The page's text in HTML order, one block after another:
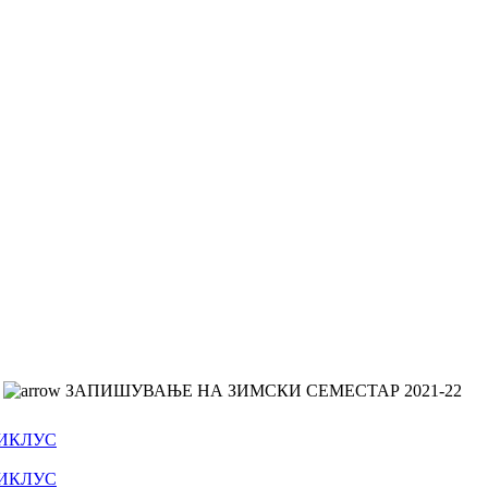
ЗАПИШУВАЊЕ НА ЗИМСКИ СЕМЕСТАР 2021-22